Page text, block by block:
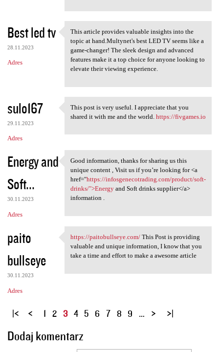
Best led tv
28.11.2023
Adres
This article provides
This article provides valuable insights into the
topic at hand.Multynet's best LED TV seems like a
game-changer! The sleek design and advanced
features make it a top choice for anyone looking to
elevate their viewing experience.
sulo167
29.11.2023
Adres
This post is very useful. I
This post is very useful. I appreciate that you
shared it with me and the world. https://fivgames.io
Energy and
Soft...
30.11.2023
Adres
Good information, thanks for
Good information, thanks for sharing us this
unique content , Visit us if you’re looking for <a
href="https://infosgenecotrading.com/product/soft-
drinks/">Energyand Soft drinks supplier</a>
information .
paito
bullseye
30.11.2023
Adres
https://paitobullseye.com/
https://paitobullseye.com/This Post is providing
valuable and unique information, I know that you
take a time and effort to make a awesome article
S
r
1 2 3 4 5 6 7 8 9 …
Dodaj komentarz